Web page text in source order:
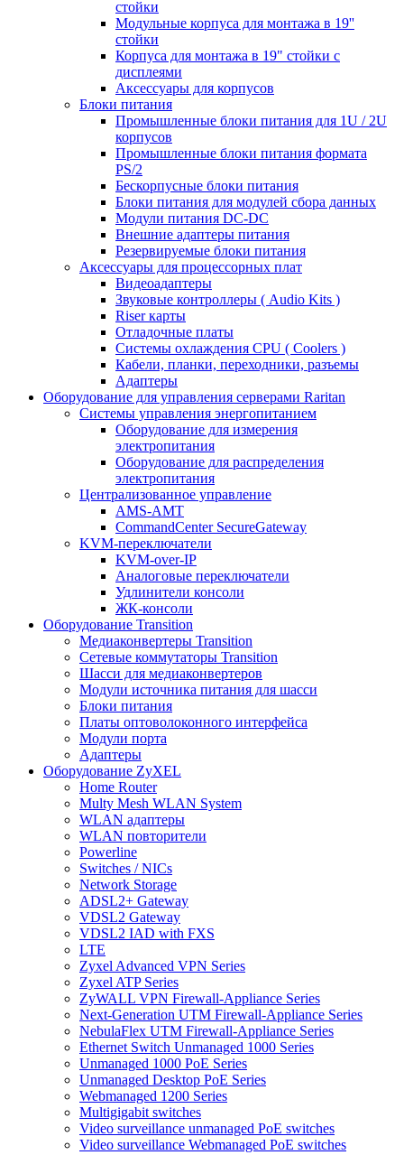
стойки
Модульные корпуса для монтажа в 19''
стойки
Корпуса для монтажа в 19" стойки с
дисплеями
Аксессуары для корпусов
Блоки питания
Промышленные блоки питания для 1U / 2U
корпусов
Промышленные блоки питания формата
PS/2
Бескорпусные блоки питания
Блоки питания для модулей сбора данных
Модули питания DC-DC
Внешние адаптеры питания
Резервируемые блоки питания
Аксессуары для процессорных плат
Видеоадаптеры
Звуковые контроллеры ( Audio Kits )
Riser карты
Отладочные платы
Системы охлаждения CPU ( Coolers )
Кабели, планки, переходники, разъемы
Адаптеры
Оборудование для управления серверами Raritan
Системы управления энергопитанием
Оборудование для измерения
электропитания
Оборудование для распределения
электропитания
Централизованное управление
AMS-AMT
CommandCenter SecureGateway
KVM-переключатели
KVM-over-IP
Аналоговые переключатели
Удлинители консоли
ЖК-консоли
Оборудование Transition
Медиаконвертеры Transition
Сетевые коммутаторы Transition
Шасси для медиаконвертеров
Модули источника питания для шасси
Блоки питания
Платы оптоволоконного интерфейса
Модули порта
Адаптеры
Оборудование ZyXEL
Home Router
Multy Mesh WLAN System
WLAN адаптеры
WLAN повторители
Powerline
Switches / NICs
Network Storage
ADSL2+ Gateway
VDSL2 Gateway
VDSL2 IAD with FXS
LTE
Zyxel Advanced VPN Series
Zyxel ATP Series
ZyWALL VPN Firewall-Appliance Series
Next-Generation UTM Firewall-Appliance Series
NebulaFlex UTM Firewall-Appliance Series
Ethernet Switch Unmanaged 1000 Series
Unmanaged 1000 PoE Series
Unmanaged Desktop PoE Series
Webmanaged 1200 Series
Multigigabit switches
Video surveillance unmanaged PoE switches
Video surveillance Webmanaged PoE switches